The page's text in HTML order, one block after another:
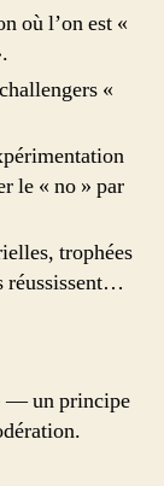
où l’on est «
«
le « no » par
trophées
réussissent…
— un principe